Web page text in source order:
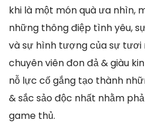
khi là một món quà ưa nhìn,
những thông điệp tình yêu,
và sự hình tượng của sự tươi
chuyên viên đon đả & giàu
nỗ lực cố gắng tạo thành
& sắc sảo độc nhất nhằm
game thủ.